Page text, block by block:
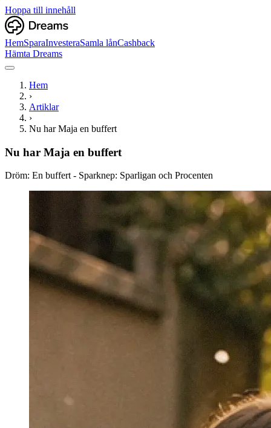
Hoppa till innehåll
HemSparaInvesteraSamla lånCashback
Hämta Dreams
Hem
›
Artiklar
›
Nu har Maja en buffert
Nu har Maja en buffert
Dröm: En buffert - Sparknep: Sparligan och Procenten